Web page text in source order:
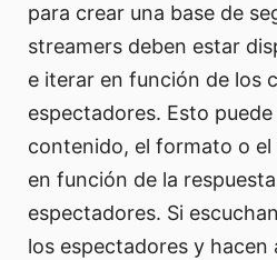
para crear una base de
streamers deben estar
e iterar en función de los
espectadores. Esto
contenido, el formato o el
en función de la
espectadores. Si
los espectadores y hacen